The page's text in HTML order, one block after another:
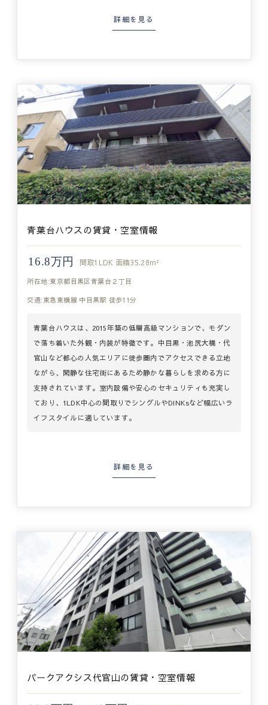
詳細を見る
青葉台ハウスの賃貸・空室情報
16.8万円 間取1LDK 面積35.28m²
所在地:東京都目黒区青葉台２丁目
交通:東急東横線 中目黒駅 徒歩11分
青葉台ハウスは、2015年築の低層高級マンションで、モダン
で落ち着いた外観・内装が特徴です。中目黒・池尻大橋・代
官山など都心の人気エリアに徒歩圏内でアクセスできる立地
ながら、閑静な住宅街にあるため静かな暮らしを求める方に
支持されています。室内設備や安心のセキュリティも充実し
ており、1LDK中心の間取りでシングルやDINKsなど幅広いラ
イフスタイルに適しています。
詳細を見る
パークアクシス代官山の賃貸・空室情報